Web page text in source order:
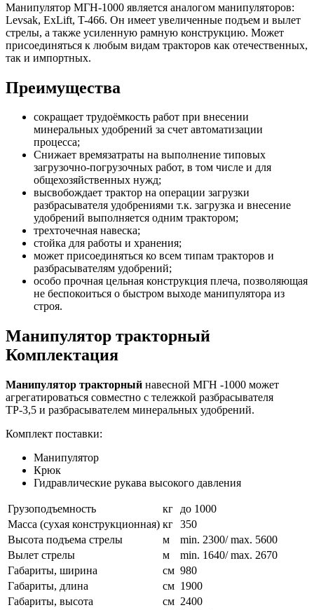
Манипулятор МГН-1000 является аналогом манипуляторов:
Levsak, ExLift, T-466. Он имеет увеличенные подъем и вылет
стрелы, а также усиленную рамную конструкцию. Может
присоединяться к любым видам тракторов как отечественных,
так и импортных.
Преимущества
сокращает трудоёмкость работ при внесении
минеральных удобрений за счет автоматизации
процесса;
Снижает времязатраты на выполнение типовых
загрузочно-погрузочных работ, в том числе и для
общехозяйственных нужд;
высвобождает трактор на операции загрузки
разбрасывателя удобрениями т.к. загрузка и внесение
удобрений выполняется одним трактором;
трехточечная навеска;
стойка для работы и хранения;
может присоединяться ко всем типам тракторов и
разбрасывателям удобрений;
особо прочная цельная конструкция плеча, позволяющая
не беспокоиться о быстром выходе манипулятора из
строя.
Манипулятор тракторный
Комплектация
Манипулятор тракторный навесной МГН -1000 может
агрегатироваться совместно с тележкой разбрасывателя
ТР-3,5 и разбрасывателем минеральных удобрений.
Комплект поставки:
Манипулятор
Крюк
Гидравлические рукава высокого давления
Грузоподъемность кг
до 1000
Масса (сухая конструкционная) кг 350
Высота подъема стрелы
м
min. 2300/ max. 5600
Вылет стрелы
м
min. 1640/ max. 2670
Габариты, ширина
см 980
Габариты, длина
см 1900
Габариты, высота
см 2400